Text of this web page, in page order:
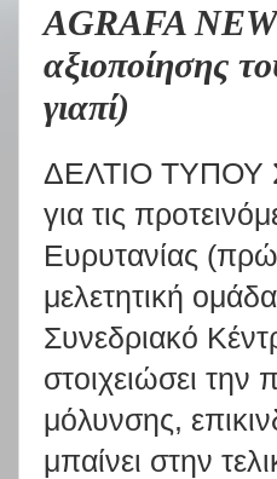
AGRAFA
αξιοποίησης
γιαπί)
ΔΕΛΤΙΟ ΤΥΠΟΥ Σε
για τις
Ευρυτανίας
μελετητική
Συνεδριακό
στοιχειώσει
μόλυνσης,
μπαίνει στην